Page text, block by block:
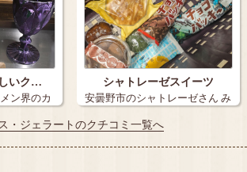
いク…
ン界のカ
シャトレーゼスイーツ
安曇野市のシャトレーゼさん み
たらし団…
・ジェラートのクチコミ一覧へ